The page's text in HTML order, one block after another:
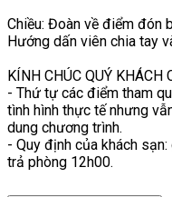
Chiều: Đoàn về điểm đón
Hướng dấn viên chia tay
KÍNH CHÚC QUÝ KHÁCH
- Thứ tự các điểm tham
tình hình thực tế nhưng
dung chương trình.
- Quy định của khách
trả phòng 12h00.